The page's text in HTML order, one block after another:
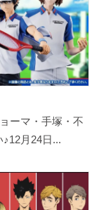
ーマ・手塚・不
月24日...